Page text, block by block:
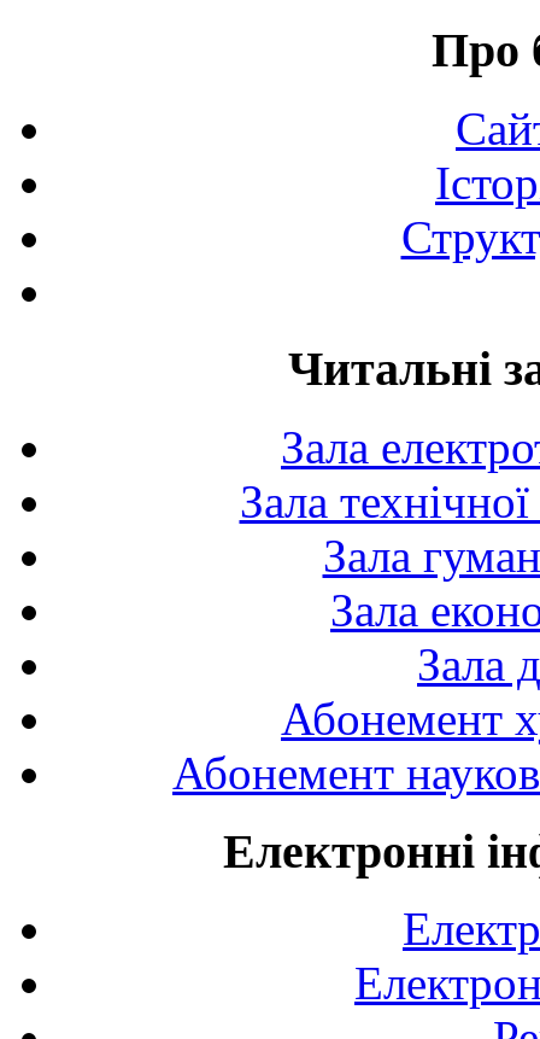
Про
Читальні
Зала
Зала
Зала
Зала
Зала
Абонемент
Абонемент
Електронні